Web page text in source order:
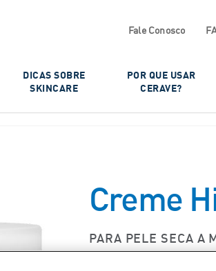
Fale Conosco
DICAS SOBRE
SKINCARE
POR QUE USAR
CERAVE?​
Creme
PARA PELE SECA A